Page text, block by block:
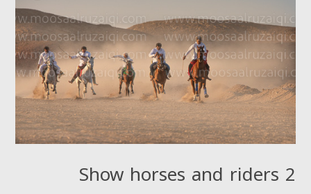
Show horses and riders 2